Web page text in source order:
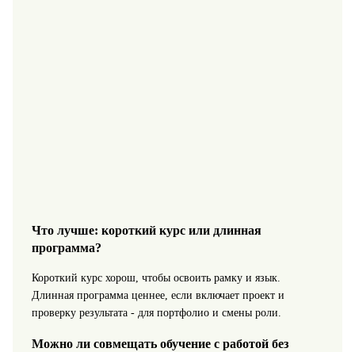
Что лучше: короткий курс или длинная
программа?
Короткий курс хорош, чтобы освоить рамку и язык.
Длинная программа ценнее, если включает проект и
проверку результата - для портфолио и смены роли.
Можно ли совмещать обучение с работой без